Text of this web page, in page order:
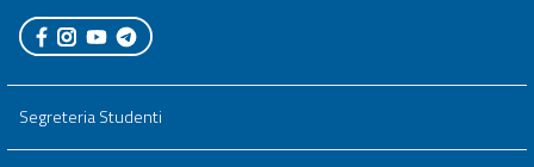
Segreteria Studenti